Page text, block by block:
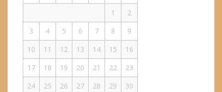
1
2
3
4 5 6 7 8
9
10
11 12 13 14 15
16
17
18 19 20 21 22
23
24
25 26 27 28 29
30